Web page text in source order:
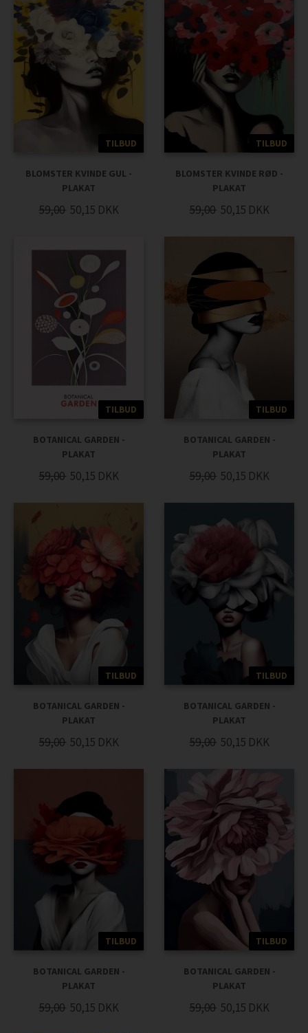
TILBUD
BLOMSTER KVINDE GUL -
PLAKAT
59,00 50,15 DKK
TILBUD
BLOMSTER KVINDE RØD -
PLAKAT
59,00 50,15 DKK
TILBUD
BOTANICAL GARDEN -
PLAKAT
59,00 50,15 DKK
TILBUD
BOTANICAL GARDEN -
PLAKAT
59,00 50,15 DKK
TILBUD
BOTANICAL GARDEN -
PLAKAT
59,00 50,15 DKK
TILBUD
BOTANICAL GARDEN -
PLAKAT
59,00 50,15 DKK
TILBUD
BOTANICAL GARDEN -
PLAKAT
59,00 50,15 DKK
TILBUD
BOTANICAL GARDEN -
PLAKAT
59,00 50,15 DKK